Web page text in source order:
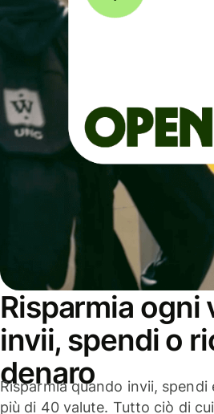
Risparmia ogni
invii, spendi o
denaro
Risparmia quando invii,
più di 40 valute. Tutto ciò di